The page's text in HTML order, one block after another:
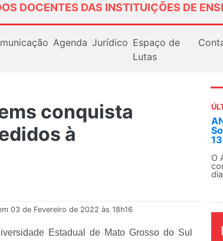
DOCENTES DAS INSTITUIÇÕES DE
Agenda Jurídico Espaço de
Lutas
conquista
à
03 de Fevereiro de 2022 às 18h16
Estadual de Mato Grosso do Sul
O